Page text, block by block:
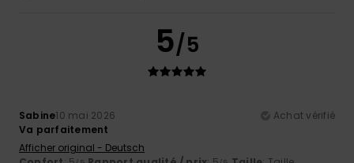
5/5
Sabine10 mai 2026
Achat vérifié
Va parfaitement
Afficher original - Deutsch